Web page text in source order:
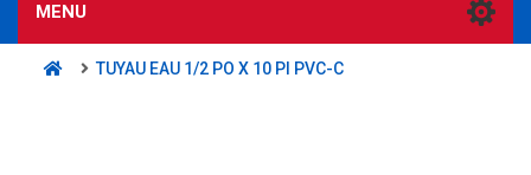
MENU
TUYAU EAU 1/2 PO X 10 PI PVC-C